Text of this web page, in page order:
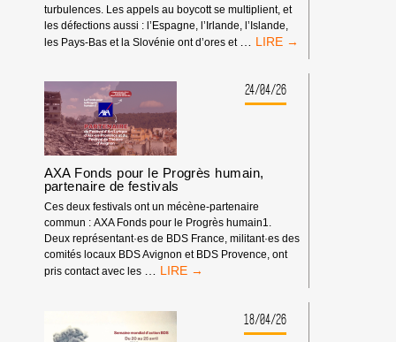
CONCOURS
EUROVISION
DE
CHANSON
2026
turbulences. Les appels au boycott se multiplient, et
les défections aussi : l’Espagne, l’Irlande, l’Islande,
les Pays-Bas et la Slovénie ont d’ores et
LE
CONCOURS
EUROVISION
DE
UN
BOYCOTT
PRÉCÉDENT
24/04/26
AXA Fonds pour le Progrès humain,
partenaire de festivals
Ces deux festivals ont un mécène-partenaire
commun : AXA Fonds pour le Progrès humain1.
Deux représentant·es de BDS France, militant·es des
comités locaux BDS Avignon et BDS Provence, ont
pris contact avec les … AXA
PROGRÈS
18/04/26